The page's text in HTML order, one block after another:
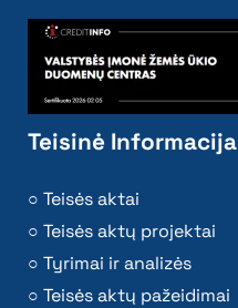
Teisinė Informacija
Teisės aktai
Teisės aktų projektai
Tyrimai ir analizės
Teisės aktų pažeidimai